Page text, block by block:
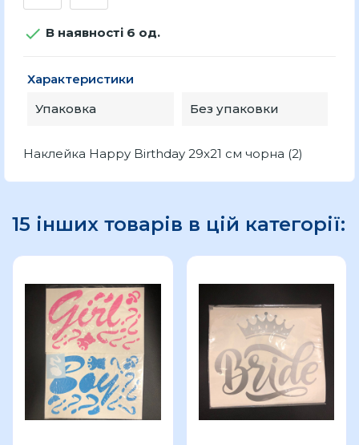
 В наявності 6 од.
Характеристики
Упаковка
Без упаковки
Наклейка Happy Birthday 29x21 см чорна (2)
15 інших товарів в цій категорії: